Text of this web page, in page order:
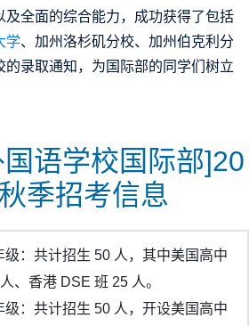
及全面的综合能力，成功获得了包括
学、加州洛杉矶分校、加州伯克利分
的录取通知，为国际部的同学们树立
语学校国际部]20
季招考信息
级：共计招生 50 人，其中美国高中
、香港 DSE 班 25 人。
级：共计招生 50 人，开设美国高中